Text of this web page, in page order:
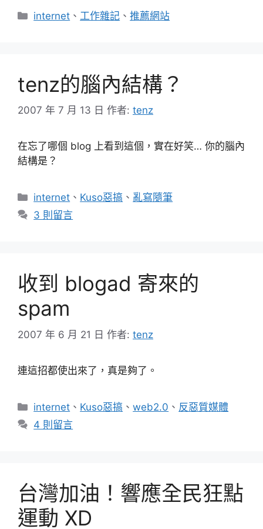
分
internet 、 工作雜記 、推薦網站
tenz的腦內結構？
2007 年 7 月 13 日 作者: tenz
在忘了哪個 blog 上看到這個，實在好笑… 你的腦內
結構是？
分
類
internet 、 Kuso惡搞 、 亂寫隨筆
3 則留言
收到 blogad 寄來的
spam
2007 年 6 月 21 日 作者: tenz
連這招都使出來了，真是夠了。
分
類
internet 、 Kuso惡搞 、web2.0 、 反惡質媒體
4 則留言
台灣加油！響應全民狂點
運動 XD